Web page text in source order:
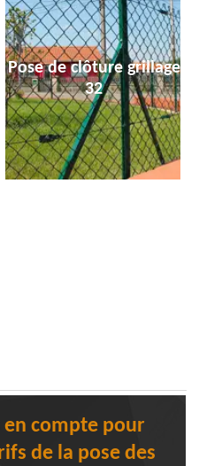
Pose de clôture grillage
32
en compte pour
de la pose des